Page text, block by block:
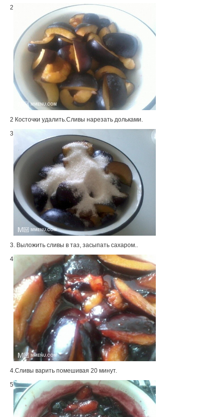
2
2 Косточки удалить.Сливы нарезать дольками.
3
3. Выложить сливы в таз, засыпать сахаром..
4
4.Сливы варить помешивая 20 минут.
5